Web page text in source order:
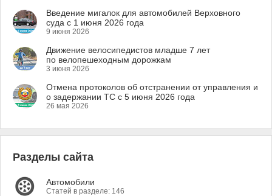
Введение мигалок для автомобилей Верховного
суда с 1 июня 2026 года
9 июня 2026
Движение велосипедистов младше 7 лет
по велопешеходным дорожкам
3 июня 2026
Отмена протоколов об отстранении от управления и
о задержании ТС с 5 июня 2026 года
26 мая 2026
Разделы сайта
Автомобили
Статей в разделе: 146